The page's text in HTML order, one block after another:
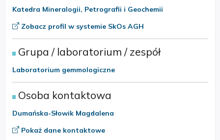
Katedra Mineralogii, Petrografii i Geochemii
Zobacz profil w systemie SkOs AGH
Grupa / laboratorium / zespół
Laboratorium gemmologiczne
Osoba kontaktowa
Dumańska-Słowik Magdalena
Pokaż dane kontaktowe